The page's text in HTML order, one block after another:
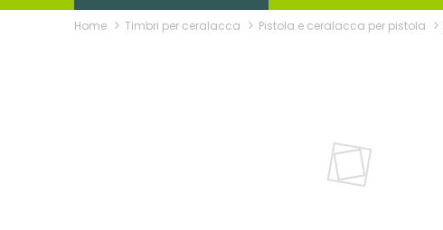
Home Timbri per ceralacca Pistola e ceralacca per pistola